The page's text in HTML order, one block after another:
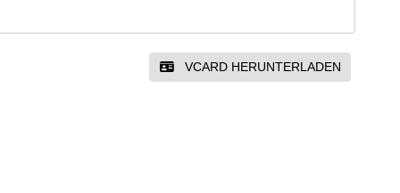
VCARD HERUNTERLADEN